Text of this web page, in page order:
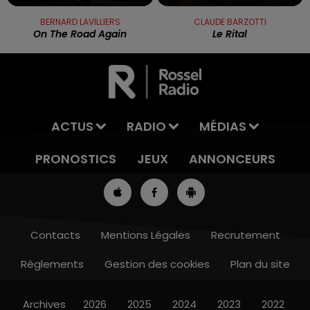
13h00 - 16h00
BERNARD LAVILLIERS
On The Road Again
CLAUDE BARZOTTI
Le Rital
ACTUS RADIO
MÉDIAS
PRONOSTICS
JEUX ANNONCEURS
Contacts Mentions Légales
Recrutement
Règlements
Gestion des cookies Plan du site
Archives 2026 2025 2024 2023 2022